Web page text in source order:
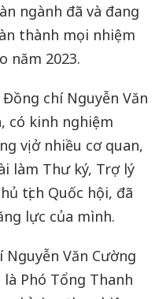
ngành đã và đang
thành mọi nhiệm
năm 2023.
chí Nguyễn Văn
có kinh nghiệm
vị ở nhiều cơ quan,
làm Thư ký, Trợ lý
tịch Quốc hội, đã
lực của mình.
Văn Cường
Phó Tổng Thanh